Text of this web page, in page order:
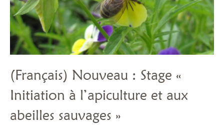
(Français) Nouveau : Stage «
Initiation à l’apiculture et aux
abeilles sauvages »